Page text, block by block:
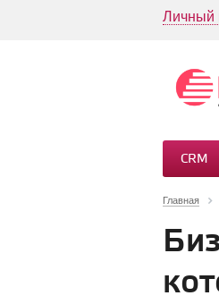
Личный
CRM
Главная